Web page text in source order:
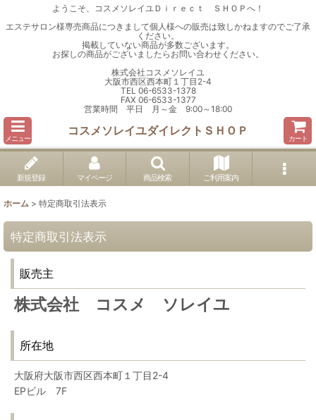
ようこそ、コスメソレイユＤｉｒｅｃｔ ＳＨＯＰへ！
エステサロン様専売商品につきまして個人様への販売は致しかねますのでご了承
ください。
掲載していない商品が多数ございます。
お探しの商品がございましたらお問い合わせください。
株式会社コスメソレイユ
大阪市西区西本町１丁目2-4
TEL 06-6533-1378
FAX 06-6533-1377
営業時間 平日 月～金 9:00～18:00
メニュー
コスメソレイユダイレクトＳＨＯＰ
カート
新規登録 マイページ 商品検索 ご利用案内
ホーム > 特定商取引法表示
特定商取引法表示
販売主
株式会社 コスメ ソレイユ
所在地
大阪府大阪市西区西本町１丁目2-4
EPビル 7F